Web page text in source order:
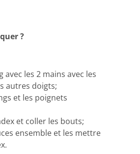
?
avec les 2 mains avec les
autres doigts;
et les poignets
et coller les bouts;
ensemble et les mettre